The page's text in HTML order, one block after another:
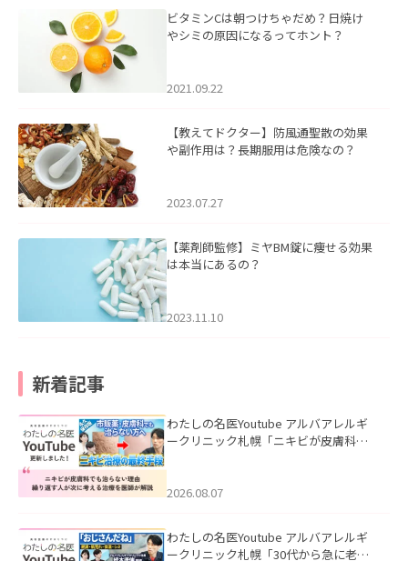
ビタミンCは朝つけちゃだめ？日焼け
やシミの原因になるってホント？
2021.09.22
【教えてドクター】防風通聖散の効果
や副作用は？長期服用は危険なの？
2023.07.27
【薬剤師監修】ミヤBM錠に痩せる効果
は本当にあるの？
2023.11.10
新着記事
わたしの名医Youtube アルバアレルギ
ークリニック札幌「ニキビが皮膚科で
ました。
2026.08.07
わたしの名医Youtube アルバアレルギ
ークリニック札幌「30代から急に老け